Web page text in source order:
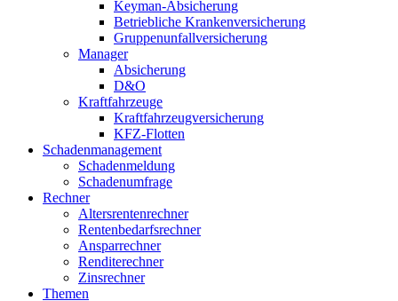
Keyman-Absicherung
Betriebliche Krankenversicherung
Gruppenunfallversicherung
Manager
Absicherung
D&O
Kraftfahrzeuge
Kraftfahrzeugversicherung
KFZ-Flotten
Schadenmanagement
Schadenmeldung
Schadenumfrage
Rechner
Altersrentenrechner
Rentenbedarfsrechner
Ansparrechner
Renditerechner
Zinsrechner
Themen